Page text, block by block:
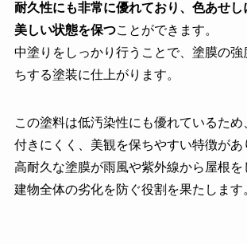
耐久性にも非常に優れており、色あせし
美しい状態を保つことができます。
中塗りをしっかり行うことで、塗膜の
ちする塗装に仕上がります。
この塗料は低汚染性にも優れているた
付きにくく、美観を保ちやすい特徴があ
高耐久な塗膜が雨風や紫外線から屋根を
建物全体の劣化を防ぐ役割を果たします